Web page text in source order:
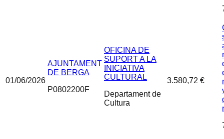
01/06/2026
AJUNTAMENT
DE BERGA
P0802200F
OFICINA DE
SUPORT A LA
INICIATIVA
CULTURAL
Departament de
Cultura
3.580,72 €